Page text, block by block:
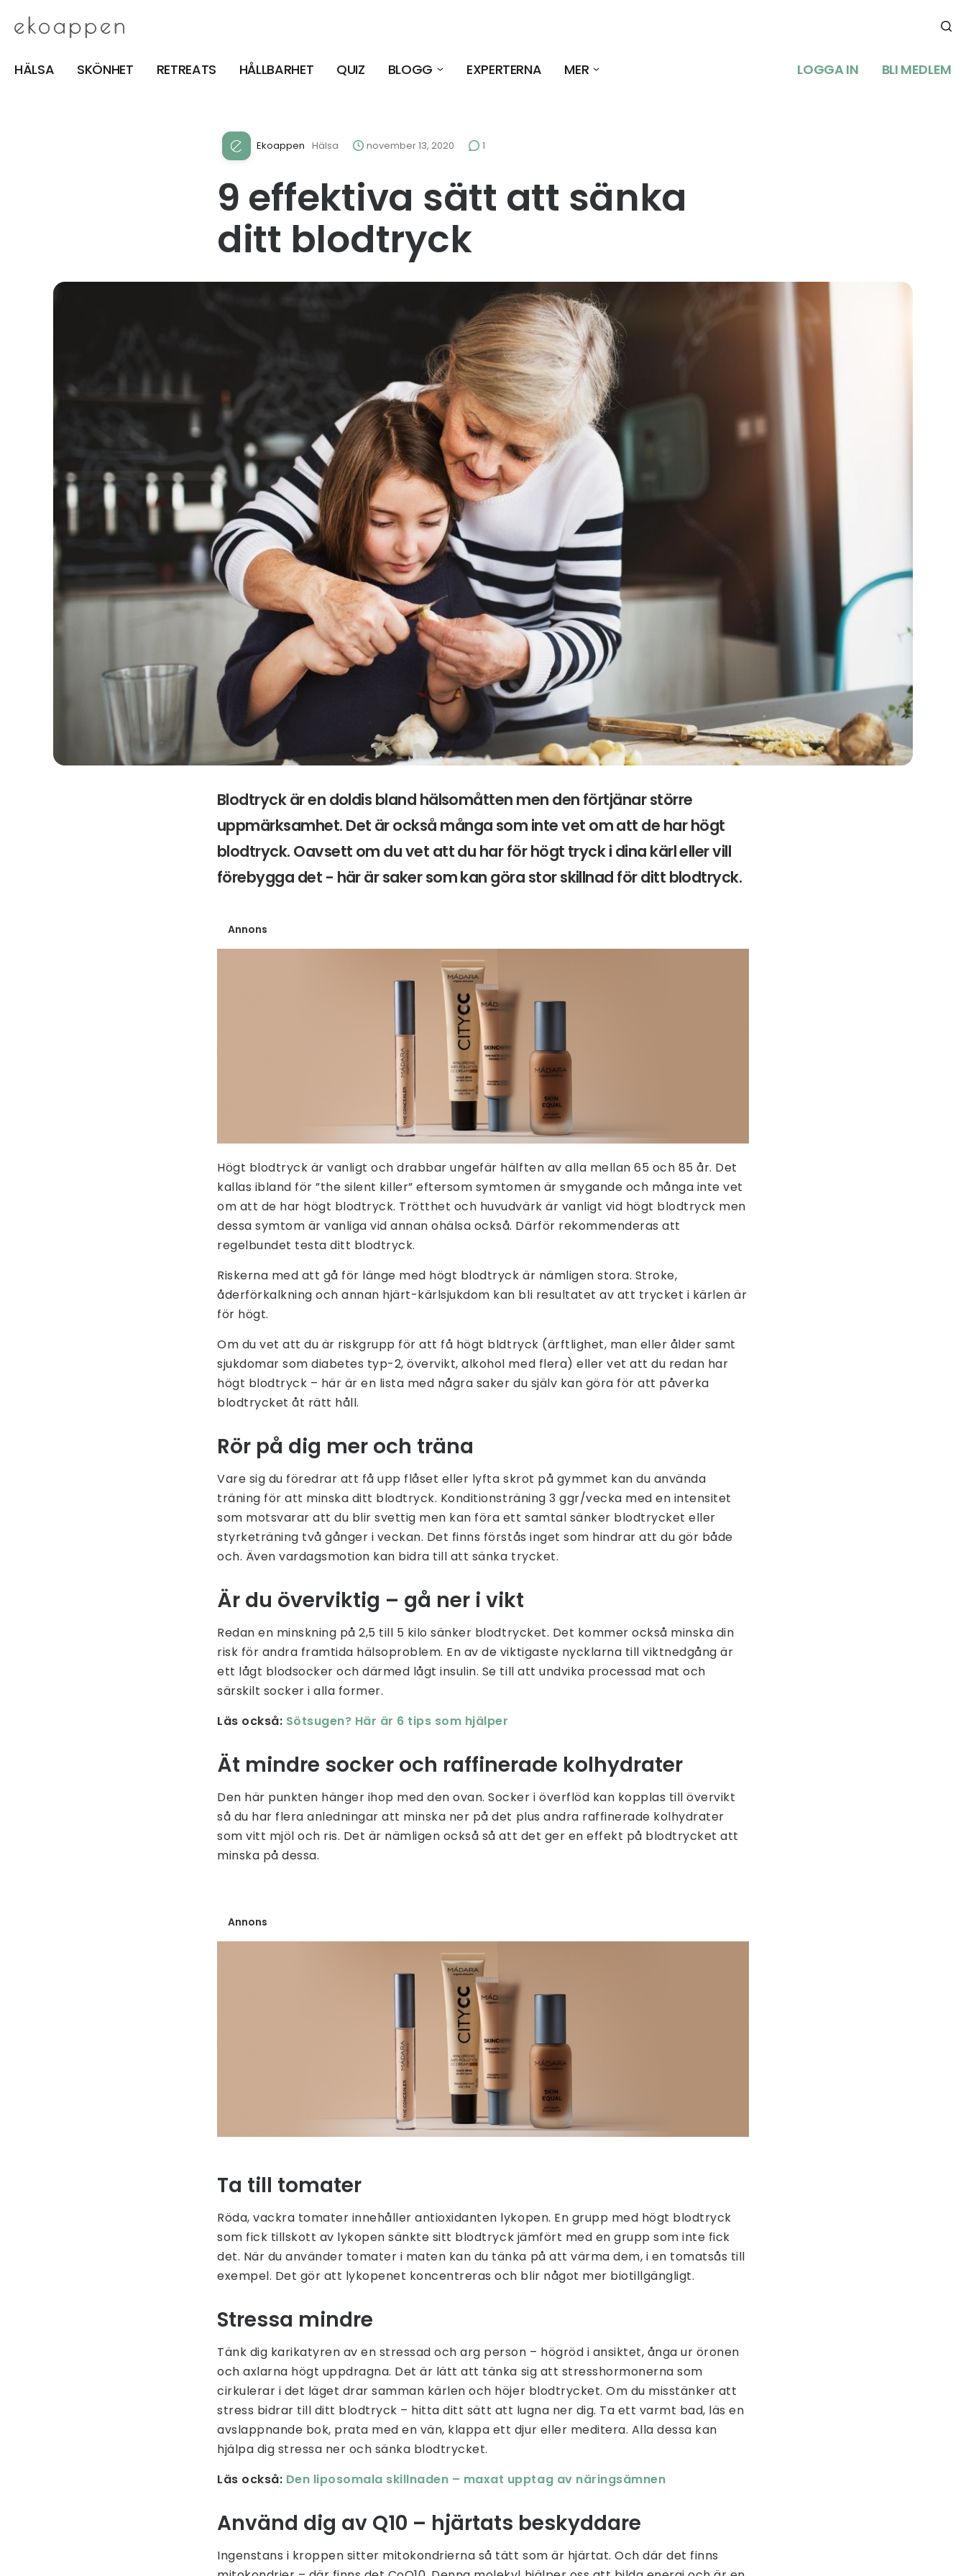
HÄLSA SKÖNHET RETREATS HÅLLBARHET QUIZ BLOGG EXPERTERNA MER LOGGA IN BLI MEDLEM
Ekoappen Hälsa november 13, 2020 1
9 effektiva sätt att sänka
ditt blodtryck
Blodtryck är en doldis bland hälsomåtten men den förtjänar större
uppmärksamhet. Det är också många som inte vet om att de har högt
blodtryck. Oavsett om du vet att du har för högt tryck i dina kärl eller vill
förebygga det - här är saker som kan göra stor skillnad för ditt blodtryck.
Annons
Högt blodtryck är vanligt och drabbar ungefär hälften av alla mellan 65 och 85 år. Det
kallas ibland för ”the silent killer” eftersom symtomen är smygande och många inte vet
om att de har högt blodtryck. Trötthet och huvudvärk är vanligt vid högt blodtryck men
dessa symtom är vanliga vid annan ohälsa också. Därför rekommenderas att
regelbundet testa ditt blodtryck.
Riskerna med att gå för länge med högt blodtryck är nämligen stora. Stroke,
åderförkalkning och annan hjärt-kärlsjukdom kan bli resultatet av att trycket i kärlen är
för högt.
Om du vet att du är riskgrupp för att få högt bldtryck (ärftlighet, man eller ålder samt
sjukdomar som diabetes typ-2, övervikt, alkohol med flera) eller vet att du redan har
högt blodtryck – här är en lista med några saker du själv kan göra för att påverka
blodtrycket åt rätt håll.
Rör på dig mer och träna
Vare sig du föredrar att få upp flåset eller lyfta skrot på gymmet kan du använda
träning för att minska ditt blodtryck. Konditionsträning 3 ggr/vecka med en intensitet
som motsvarar att du blir svettig men kan föra ett samtal sänker blodtrycket eller
styrketräning två gånger i veckan. Det finns förstås inget som hindrar att du gör både
och. Även vardagsmotion kan bidra till att sänka trycket.
Är du överviktig – gå ner i vikt
Redan en minskning på 2,5 till 5 kilo sänker blodtrycket. Det kommer också minska din
risk för andra framtida hälsoproblem. En av de viktigaste nycklarna till viktnedgång är
ett lågt blodsocker och därmed lågt insulin. Se till att undvika processad mat och
särskilt socker i alla former.
Läs också: Sötsugen? Här är 6 tips som hjälper
Ät mindre socker och raffinerade kolhydrater
Den här punkten hänger ihop med den ovan. Socker i överflöd kan kopplas till övervikt
så du har flera anledningar att minska ner på det plus andra raffinerade kolhydrater
som vitt mjöl och ris. Det är nämligen också så att det ger en effekt på blodtrycket att
minska på dessa.
Annons
Ta till tomater
Röda, vackra tomater innehåller antioxidanten lykopen. En grupp med högt blodtryck
som fick tillskott av lykopen sänkte sitt blodtryck jämfört med en grupp som inte fick
det. När du använder tomater i maten kan du tänka på att värma dem, i en tomatsås till
exempel. Det gör att lykopenet koncentreras och blir något mer biotillgängligt.
Stressa mindre
Tänk dig karikatyren av en stressad och arg person – högröd i ansiktet, ånga ur öronen
och axlarna högt uppdragna. Det är lätt att tänka sig att stresshormonerna som
cirkulerar i det läget drar samman kärlen och höjer blodtrycket. Om du misstänker att
stress bidrar till ditt blodtryck – hitta ditt sätt att lugna ner dig. Ta ett varmt bad, läs en
avslappnande bok, prata med en vän, klappa ett djur eller meditera. Alla dessa kan
hjälpa dig stressa ner och sänka blodtrycket.
Läs också: Den liposomala skillnaden – maxat upptag av näringsämnen
Använd dig av Q10 – hjärtats beskyddare
Ingenstans i kroppen sitter mitokondrierna så tätt som är hjärtat. Och där det finns